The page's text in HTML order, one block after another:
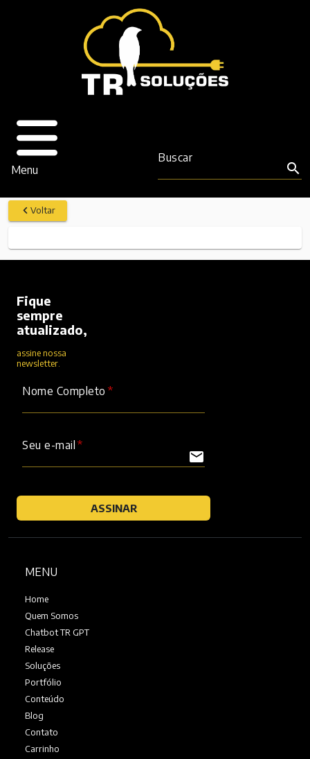
Menu
Buscar
search
Voltar
Fique
sempre
atualizado,
assine nossa
newsletter.
Nome Completo
Seu e-mail
mail
ASSINAR
MENU
Home
Quem Somos
Chatbot TR GPT
Release
Soluções
Portfólio
Conteúdo
Blog
Contato
Carrinho